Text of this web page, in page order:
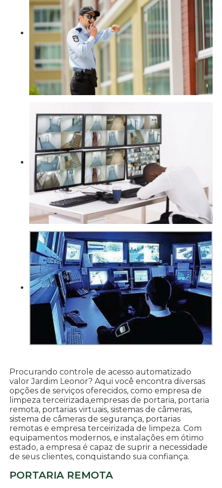
Procurando controle de acesso automatizado
valor Jardim Leonor? Aqui você encontra diversas
opções de serviços oferecidos, como empresa de
limpeza terceirizada,empresas de portaria, portaria
remota, portarias virtuais, sistemas de câmeras,
sistema de câmeras de segurança, portarias
remotas e empresa terceirizada de limpeza. Com
equipamentos modernos, e instalações em ótimo
estado, a empresa é capaz de suprir a necessidade
de seus clientes, conquistando sua confiança.
PORTARIA REMOTA